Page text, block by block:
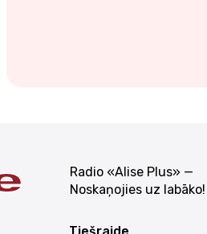
Radio «Alise Plus» —
Noskaņojies uz labāko!